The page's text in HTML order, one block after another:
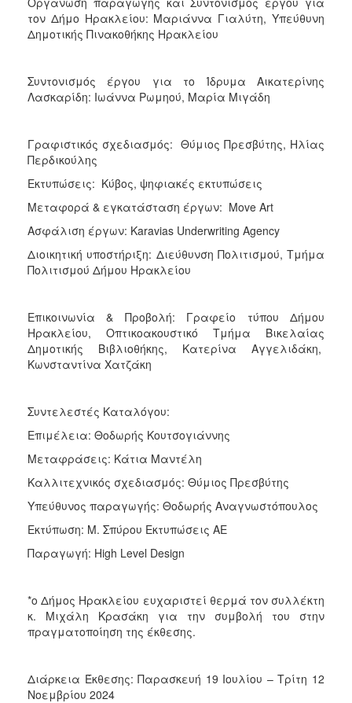
τον Δήμο Ηρακλείου: Μαριάννα Γιαλύτη, Υπεύθυνη
Δημοτικής Πινακοθήκης Ηρακλείου
Συντονισμός έργου για το Ίδρυμα Αικατερίνης
Λασκαρίδη: Ιωάννα Ρωμηού, Μαρία Μιγάδη
Γραφιστικός σχεδιασμός: Θύμιος Πρεσβύτης, Hλίας
Περδικούλης
Εκτυπώσεις: Κύβος, ψηφιακές εκτυπώσεις
Μεταφορά & εγκατάσταση έργων: Move Art
Ασφάλιση έργων: Karavias Underwriting Agency
Διοικητική υποστήριξη: Διεύθυνση Πολιτισμού, Τμήμα
Πολιτισμού Δήμου Ηρακλείου
Επικοινωνία & Προβολή: Γραφείο τύπου Δήμου
Ηρακλείου, Οπτικοακουστικό Τμήμα Βικελαίας
Δημοτικής Βιβλιοθήκης, Κατερίνα Αγγελιδάκη,
Κωνσταντίνα Χατζάκη
Συντελεστές Καταλόγου:
Επιμέλεια: Θοδωρής Κουτσογιάννης
Μεταφράσεις: Κάτια Μαντέλη
Καλλιτεχνικός σχεδιασμός: Θύμιος Πρεσβύτης
Υπεύθυνος παραγωγής: Θοδωρής Αναγνωστόπουλος
Εκτύπωση: Μ. Σπύρου Εκτυπώσεις ΑΕ
Παραγωγή: High Level Design
*ο Δήμος Ηρακλείου ευχαριστεί θερμά τον συλλέκτη
κ. Μιχάλη Κρασάκη για την συμβολή του στην
πραγματοποίηση της έκθεσης.
Διάρκεια Έκθεσης: Παρασκευή 19 Ιουλίου – Τρίτη 12
Νοεμβρίου 2024